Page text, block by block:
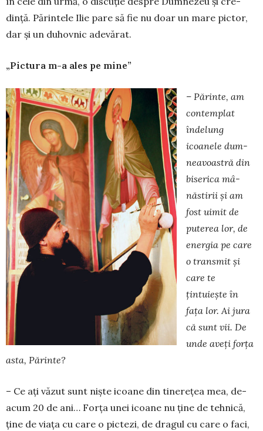
dință. Părintele Ilie pare să fie nu doar un mare pictor,
dar și un du­hovnic adevărat.
„Pictura m-a ales pe mine”
– Părinte, am
contem­plat
îndelung
icoanele dum­
neavoastră din
biserica mâ­­
năstirii și am
fost uimit de
puterea lor, de
energia pe care
o transmit și
care te
țintuiește în
fața lor. Ai jura
că sunt vii. De
unde aveți forța
asta, Părinte?
– Ce ați văzut sunt niște icoane din ti­ne­rețea mea, de-
acum 20 de ani… Forța unei icoane nu ține de tehnică,
ține de via­ța cu care o pictezi, de dragul cu care o faci,